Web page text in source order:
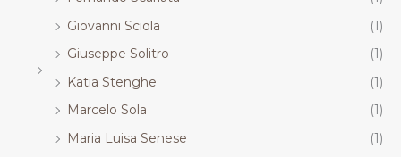
Giovanni Sciola
(1)
Giuseppe Solitro
(1)
Katia Stenghe
(1)
Marcelo Sola
(1)
Maria Luisa Senese
(1)